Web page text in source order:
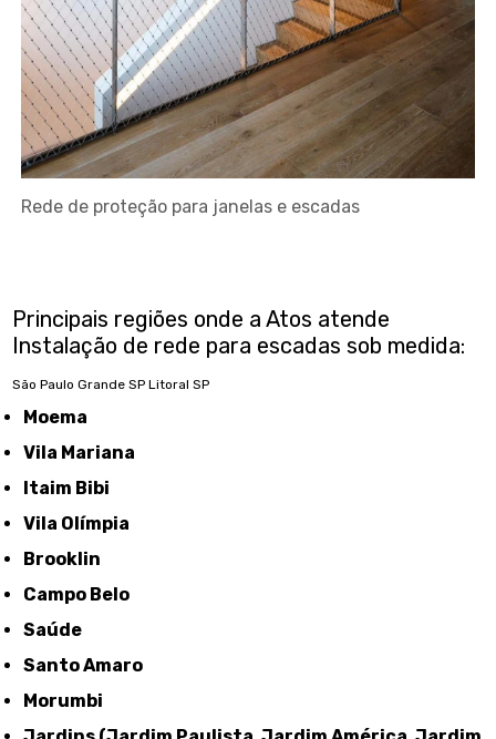
Rede de proteção para janelas e escadas
Principais regiões onde a Atos atende
Instalação de rede para escadas sob medida:
São Paulo Grande SP Litoral SP
Moema
Vila Mariana
Itaim Bibi
Vila Olímpia
Brooklin
Campo Belo
Saúde
Santo Amaro
Morumbi